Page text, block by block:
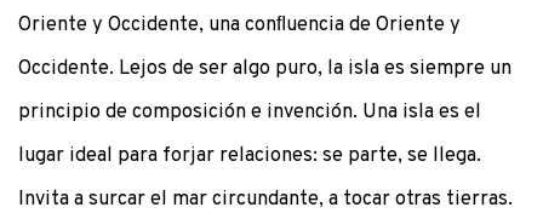
Oriente y Occidente, una conﬂuencia de Oriente y
Occidente. Lejos de ser algo puro, la isla es siempre un
principio de composición e invención. Una isla es el
lugar ideal para forjar relaciones: se parte, se llega.
Invita a surcar el mar circundante, a tocar otras tierras.